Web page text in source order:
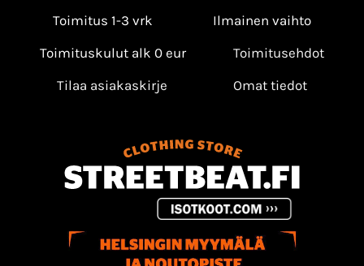
Toimitus 1-3 vrk
Ilmainen vaihto
Toimituskulut alk 0 eur
Toimitusehdot
Tilaa asiakaskirje
Omat tiedot